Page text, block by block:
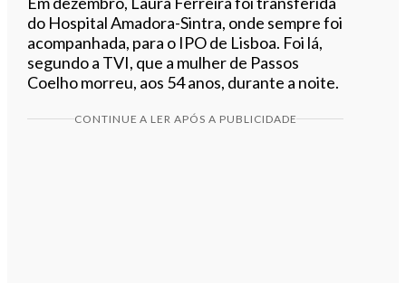
do Hospital Amadora-Sintra, onde sempre foi
acompanhada, para o IPO de Lisboa. Foi lá,
segundo a TVI, que a mulher de Passos
Coelho morreu, aos 54 anos, durante a noite.
CONTINUE A LER APÓS A PUBLICIDADE